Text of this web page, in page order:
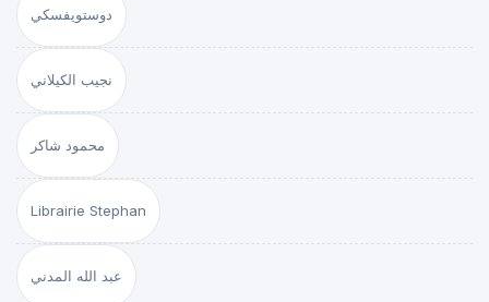
دوستويفسكي
نجيب الكيلاني
محمود شاكر
Librairie Stephan
عبد الله المدني